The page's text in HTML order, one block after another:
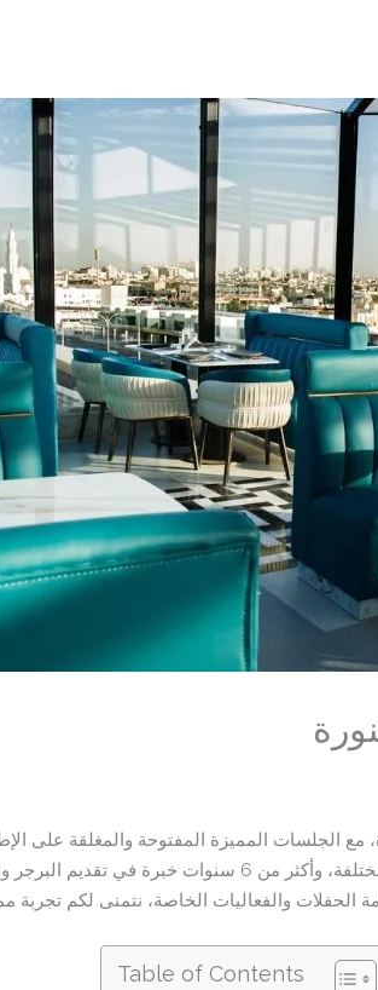
مع الجلسات المميزة المفتوحة والمغلقة على
المدينة. يتميز بأفخر أنواع الطعام من عدة مطابخ عربية وغربية
الحفلات والفعاليات الخاصة، نتمنى لكم تجربة
Table of Contents